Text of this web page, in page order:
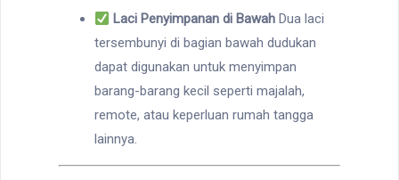
Laci Penyimpanan di Bawah Dua laci
tersembunyi di bagian bawah dudukan
dapat digunakan untuk menyimpan
barang-barang kecil seperti majalah,
remote, atau keperluan rumah tangga
lainnya.